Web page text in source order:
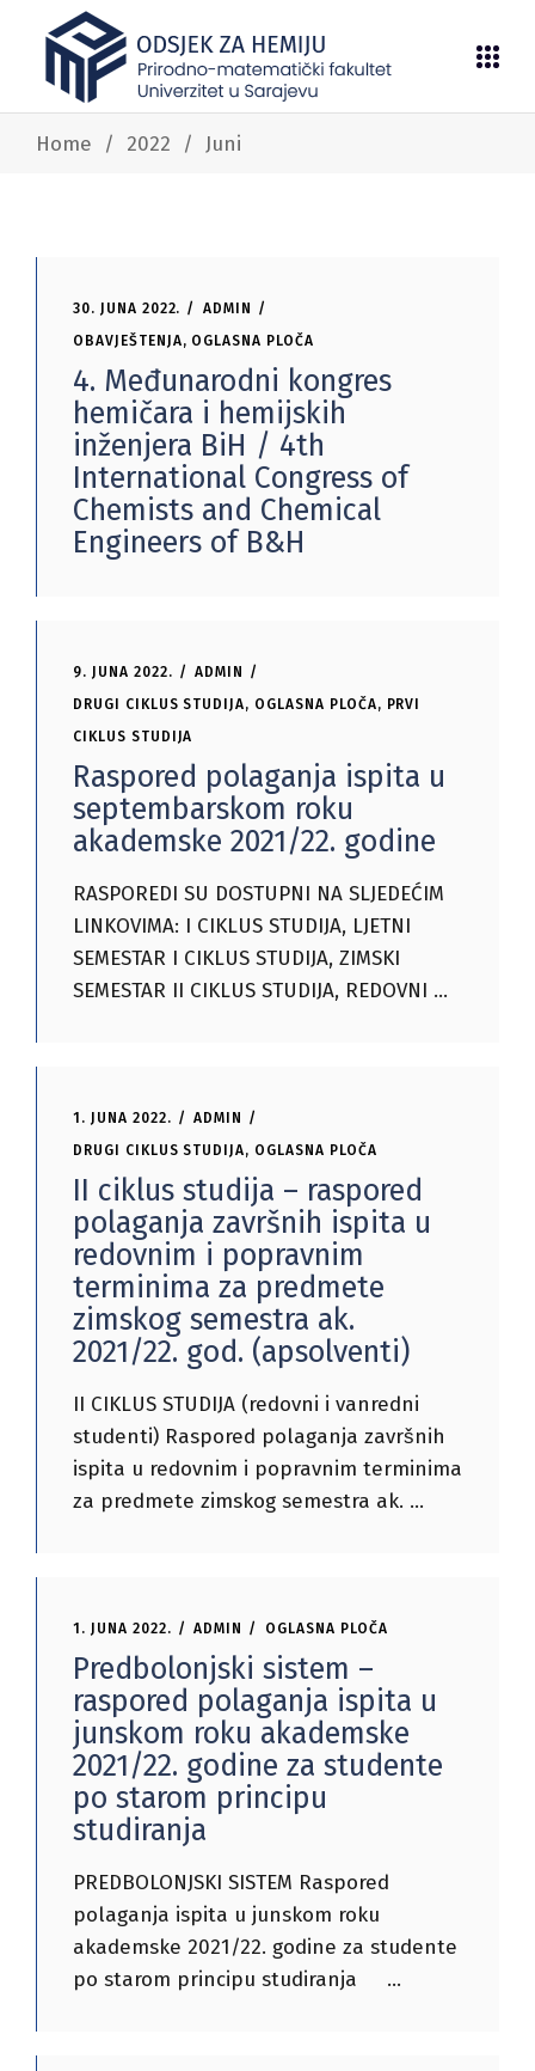
Home / 2022 / Juni
30. JUNA 2022.
ADMIN
OBAVJEŠTENJA, OGLASNA PLOČA
4. Međunarodni kongres
hemičara i hemijskih
inženjera BiH / 4th
International Congress of
Chemists and Chemical
Engineers of B&H
9. JUNA 2022.
ADMIN
DRUGI CIKLUS STUDIJA, OGLASNA PLOČA, PRVI
CIKLUS STUDIJA
Raspored polaganja ispita u
septembarskom roku
akademske 2021/22. godine
RASPOREDI SU DOSTUPNI NA SLJEDEĆIM
LINKOVIMA: I CIKLUS STUDIJA, LJETNI
SEMESTAR I CIKLUS STUDIJA, ZIMSKI
SEMESTAR II CIKLUS STUDIJA, REDOVNI
1. JUNA 2022.
ADMIN
DRUGI CIKLUS STUDIJA, OGLASNA PLOČA
II ciklus studija – raspored
polaganja završnih ispita u
redovnim i popravnim
terminima za predmete
zimskog semestra ak.
2021/22. god. (apsolventi)
II CIKLUS STUDIJA (redovni i vanredni
studenti) Raspored polaganja završnih
ispita u redovnim i popravnim terminima
za predmete zimskog semestra ak.
1. JUNA 2022. ADMIN OGLASNA PLOČA
Predbolonjski sistem –
raspored polaganja ispita u
junskom roku akademske
2021/22. godine za studente
po starom principu
studiranja
PREDBOLONJSKI SISTEM Raspored
polaganja ispita u junskom roku
akademske 2021/22. godine za studente
po starom principu studiranja